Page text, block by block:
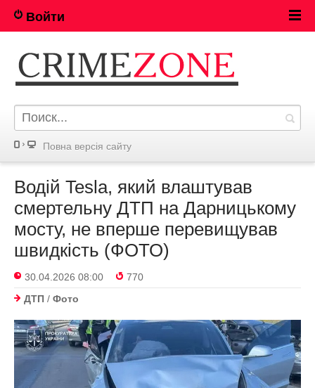
Войти
Повна версія сайту
Водій Tesla, який влаштував
смертельну ДТП на Дарницькому
мосту, не вперше перевищував
швидкість (ФОТО)
30.04.2026 08:00
770
ДТП / Фото